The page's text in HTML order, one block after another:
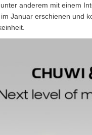
anderem mit einem
Januar erschienen und